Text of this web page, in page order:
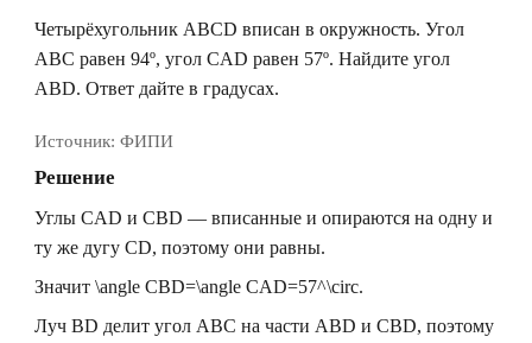
Четырёхугольник ABCD вписан в окружность. Угол
ABC равен 94º, угол CAD равен 57º. Найдите угол
ABD. Ответ дайте в градусах.
Источник: ФИПИ
Решение
Углы CAD и CBD — вписанные и опираются на одну и
ту же дугу CD, поэтому они равны.
Значит \angle CBD=\angle CAD=57^\circ.
Луч BD делит угол ABC на части ABD и CBD, поэтому